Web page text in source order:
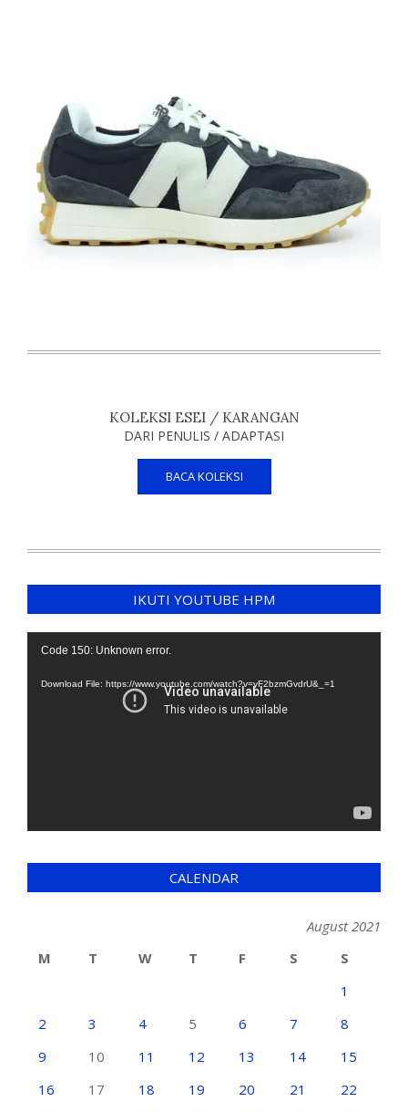
KOLEKSI ESEI / KARANGAN
DARI PENULIS / ADAPTASI
BACA KOLEKSI
IKUTI YOUTUBE HPM
Video
Code 150: Unknown error.
Download File: https://www.youtube.com/watch?v=yF2bzmGvdrU&_=1
CALENDAR
August 2021
M
T W T F S
S
1
2
3 4 5 6 7
8
9
10 11 12 13 14
15
16
17 18 19 20 21
22